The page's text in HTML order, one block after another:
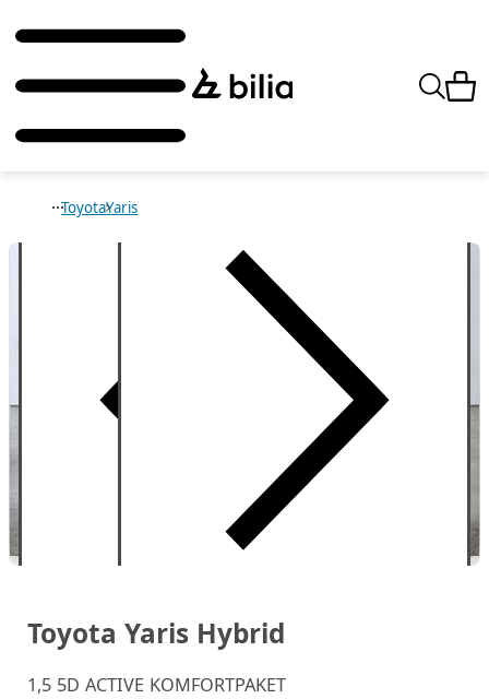
ToyotaYaris
Toyota Yaris Hybrid
1,5 5D ACTIVE KOMFORTPAKET